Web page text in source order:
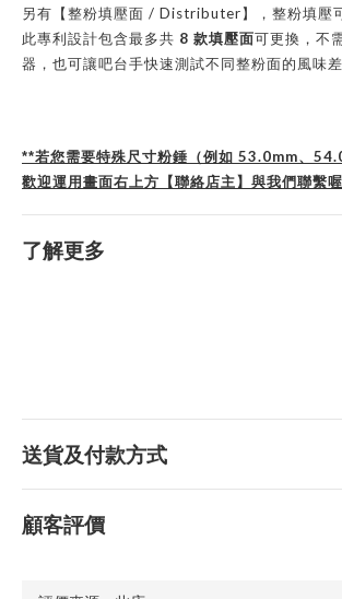
另有【整粉填壓面 / Distributer 】，整粉填壓
此專利設計包含最多共 8 款填壓面可更換，不
器，也可讓吧台手快速測試不同整粉面的風味差
**若您需要特殊尺寸粉錘（例如 53.0mm、
歡迎運用畫面右上方【聯絡店主】與我們聯繫喔
了解更多
送貨及付款方式
顧客評價